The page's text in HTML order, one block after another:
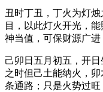
丑时丁丑，丁火为灯
目，以此灯火开光，
神当值，可保财源广进
己卯日五月初五，开
之时但己土能纳火，
条通路；只是火势过